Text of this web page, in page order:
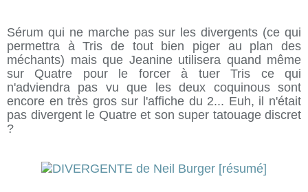
Sérum qui ne marche pas sur les divergents (ce qui
permettra à Tris de tout bien piger au plan des
méchants) mais que Jeanine utilisera quand même
sur Quatre pour le forcer à tuer Tris ce qui
n'adviendra pas vu que les deux coquinous sont
encore en très gros sur l'affiche du 2... Euh, il n'était
pas divergent le Quatre et son super tatouage discret
?